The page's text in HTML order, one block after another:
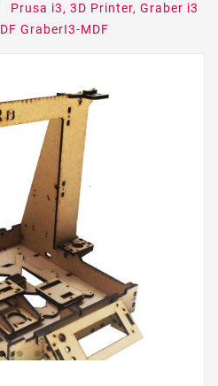
Prusa i3, 3D Printer, Graber i3
GraberI3-MDF